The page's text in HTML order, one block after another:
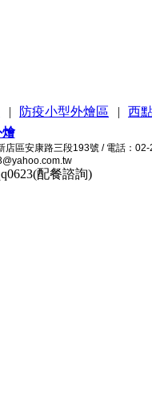
| 防疫小型外燴區 |
西
店區安康路三段193號 / 電話：
配餐諮詢)